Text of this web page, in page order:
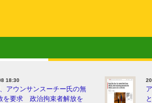
18:30
アウンサンスーチー氏の無
を要求 政治拘束者解放を